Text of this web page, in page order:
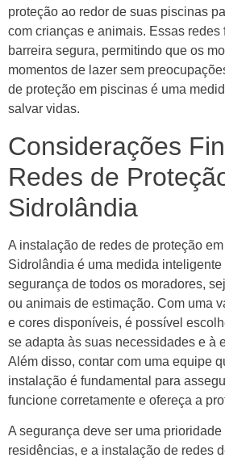
proteção ao redor de suas piscinas
com crianças e animais. Essas redes
barreira segura, permitindo que os
momentos de lazer sem
de proteção em piscinas é uma
salvar vidas.
Considerações
Redes de
Sidrolândia
A instalação de redes de proteção
Sidrolândia é uma medida inteligente
segurança de todos os moradores,
ou animais de estimação. Com uma
e cores disponíveis, é possível
se adapta às suas necessidades e à
Além disso, contar com uma equipe
instalação é fundamental para
funcione corretamente e ofereça a
A segurança deve ser uma prioridade
residências, e a instalação de redes